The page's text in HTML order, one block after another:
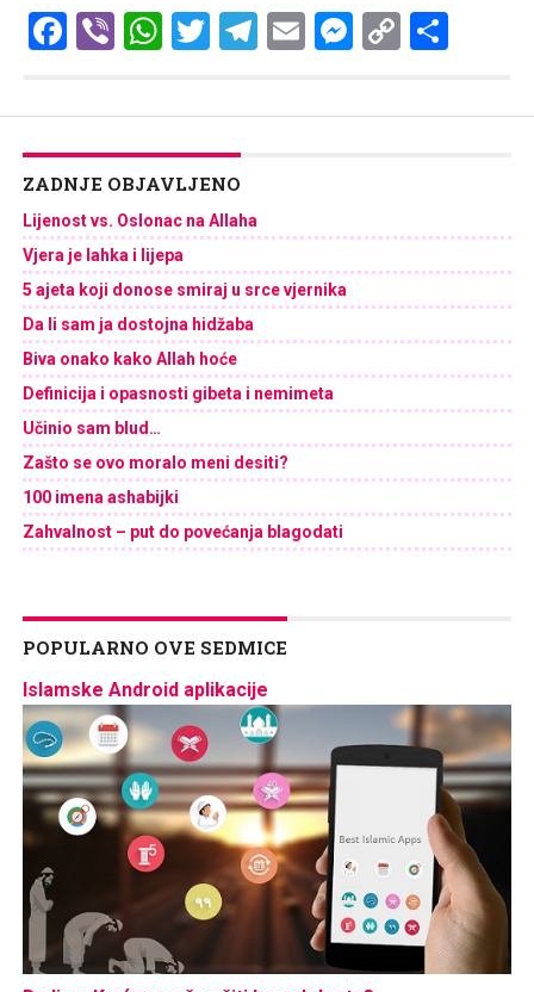
Facebook
ViberWhatsApp
Twitter
Telegram
EmailCopy
ZADNJE OBJAVLJENO
Lijenost vs. Oslonac na Allaha
Vjera je lahka i lijepa
5 ajeta koji donose smiraj u srce vjernika
Da li sam ja dostojna hidžaba
Biva onako kako Allah hoće
Definicija i opasnosti gibeta i nemimeta
Učinio sam blud…
Zašto se ovo moralo meni desiti?
100 imena ashabijki
Zahvalnost – put do povećanja blagodati
POPULARNO OVE SEDMICE
Islamske Android aplikacije